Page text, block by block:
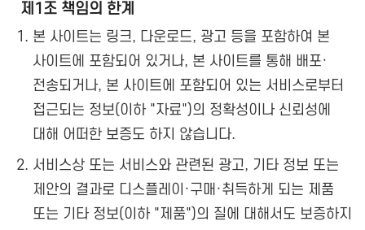
제1조 책임의 한계
본 사이트는 링크, 다운로드, 광고 등을 포함하여 본
사이트에 포함되어 있거나, 본 사이트를 통해 배포·
전송되거나, 본 사이트에 포함되어 있는 서비스로부터
접근되는 정보(이하 "자료")의 정확성이나 신뢰성에
대해 어떠한 보증도 하지 않습니다.
서비스상 또는 서비스와 관련된 광고, 기타 정보 또는
제안의 결과로 디스플레이·구매·취득하게 되는 제품
또는 기타 정보(이하 "제품")의 질에 대해서도 보증하지